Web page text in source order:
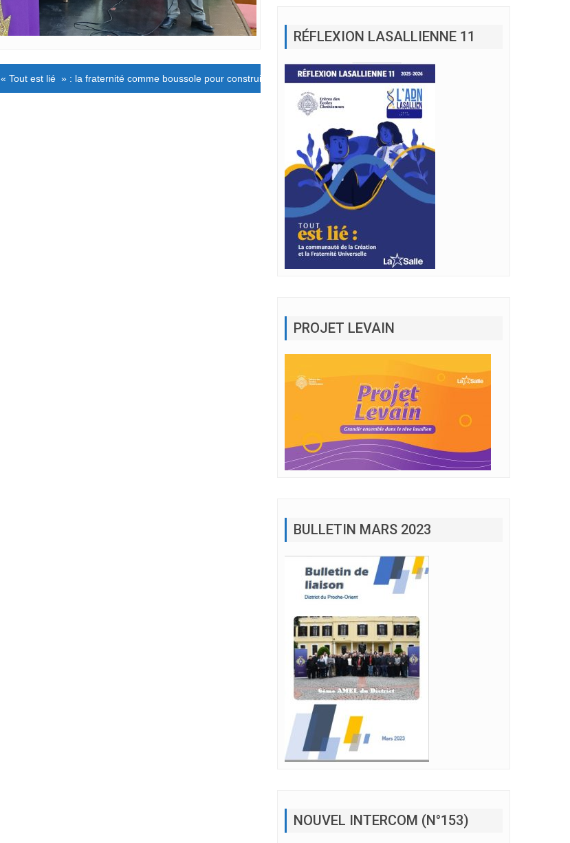
« Tout est lié » : la fraternité comme boussole pour construire un monde plus juste et durable